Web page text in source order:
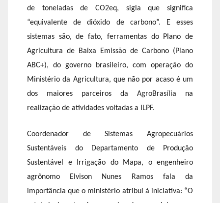
de toneladas de CO2eq, sigla que significa
“equivalente de dióxido de carbono”. E esses
sistemas são, de fato, ferramentas do Plano de
Agricultura de Baixa Emissão de Carbono (Plano
ABC+), do governo brasileiro, com operação do
Ministério da Agricultura, que não por acaso é um
dos maiores parceiros da AgroBrasília na
realização de atividades voltadas a ILPF.
Coordenador de Sistemas Agropecuários
Sustentáveis do Departamento de Produção
Sustentável e Irrigação do Mapa, o engenheiro
agrônomo Elvison Nunes Ramos fala da
importância que o ministério atribui à iniciativa: “O